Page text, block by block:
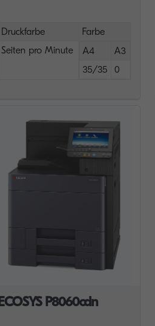
Druckfarbe
Farbe
Seiten pro Minute
A4
A3
35/35
0
ECOSYS P8060cdn